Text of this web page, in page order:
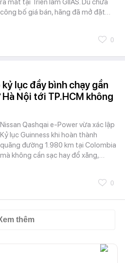
ra mắt tại Triển lãm GIIAS. Dù chưa
công bố giá bán, hãng đã mở đặt…
0
lục đầy bình chạy gần
Nội tới TP.HCM không
Nissan Qashqai e-Power vừa xác lập
Kỷ lục Guinness khi hoàn thành
quãng đường 1.980 km tại Colombia
mà không cần sạc hay đổ xăng,…
0
thêm